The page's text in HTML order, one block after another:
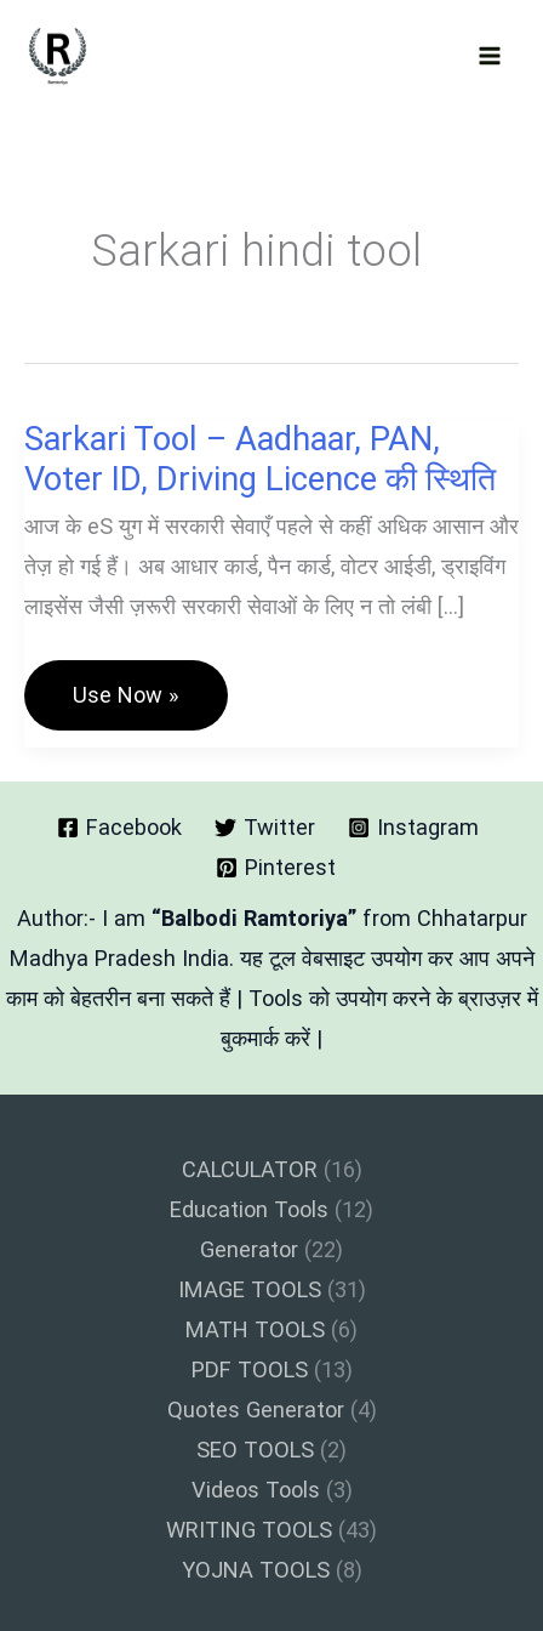
Sarkari hindi tool
Sarkari Tool – Aadhaar, PAN,
Voter ID, Driving Licence की स्थिति
आज के eS युग में सरकारी सेवाएँ पहले से कहीं अधिक आसान और
तेज़ हो गई हैं। अब आधार कार्ड, पैन कार्ड, वोटर आईडी, ड्राइविंग
लाइसेंस जैसी ज़रूरी सरकारी सेवाओं के लिए न तो लंबी […]
Sarkari
–
PAN,
ID,
Driving
स्थिति
Use Now »
Facebook Twitter
Instagram
Pinterest
Author:- I am “Balbodi Ramtoriya” from Chhatarpur
Madhya Pradesh India. यह टूल वेबसाइट उपयोग कर आप अपने
काम को बेहतरीन बना सकते हैं | Tools को उपयोग करने के ब्राउज़र में
बुकमार्क करें |
CALCULATOR (16)
Education Tools (12)
Generator (22)
IMAGE TOOLS(31)
MATH TOOLS (6)
PDF TOOLS(13)
Quotes Generator(4)
SEO TOOLS (2)
Videos Tools (3)
WRITING TOOLS (43)
YOJNA TOOLS(8)